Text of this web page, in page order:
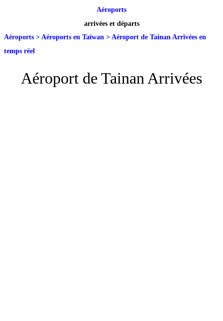
Aéroports
arrivées et départs
Aéroports > Aéroports en Taïwan > Aéroport de Tainan Arrivées en
temps réel
Aéroport de Tainan Arrivées